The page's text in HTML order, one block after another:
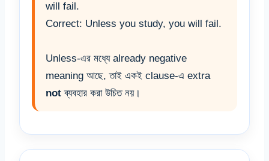
will fail.
Correct: Unless you study, you will fail.
Unless-এর মধ্যে already negative
meaning আছে, তাই একই clause-এ extra
not ব্যবহার করা উচিত নয়।